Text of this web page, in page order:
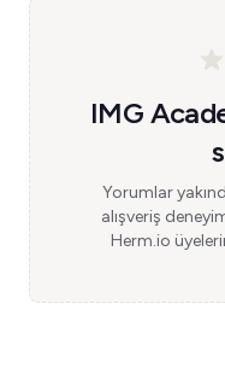
IMG
Yorumlar
alışveriş
Herm.io